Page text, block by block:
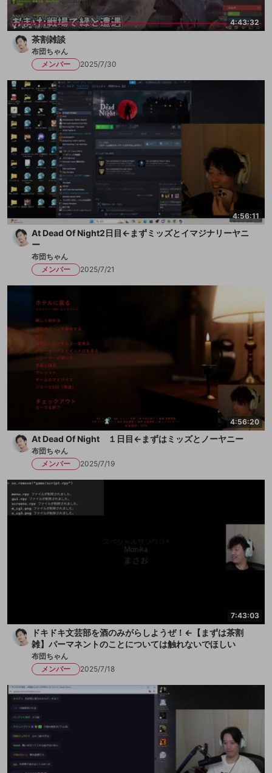
4:43:32
茶割雑談
布団ちゃん
メンバー
2025/7/30
4:56:11
At Dead Of Night2日目←まずミッズとイマジナリーヤニ
ー
布団ちゃん
メンバー
2025/7/21
4:56:20
At Dead Of Night １日目←まずはミッズとノーヤニー
布団ちゃん
メンバー
2025/7/19
7:43:03
ドキドキ文芸部を酒のみがらしようぜ！←【まずは茶割
雑】パーマネントのことについては触れないでほしい
布団ちゃん
メンバー
2025/7/18